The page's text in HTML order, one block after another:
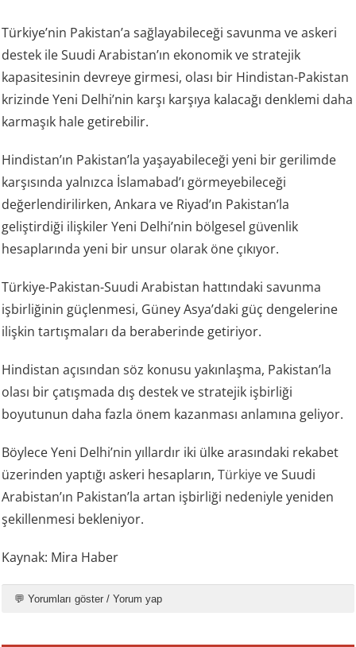
Türkiye’nin Pakistan’a sağlayabileceği savunma ve askeri
destek ile Suudi Arabistan’ın ekonomik ve stratejik
kapasitesinin devreye girmesi, olası bir Hindistan-Pakistan
krizinde Yeni Delhi’nin karşı karşıya kalacağı denklemi daha
karmaşık hale getirebilir.
Hindistan’ın Pakistan’la yaşayabileceği yeni bir gerilimde
karşısında yalnızca İslamabad’ı görmeyebileceği
değerlendirilirken, Ankara ve Riyad’ın Pakistan’la
geliştirdiği ilişkiler Yeni Delhi’nin bölgesel güvenlik
hesaplarında yeni bir unsur olarak öne çıkıyor.
Türkiye-Pakistan-Suudi Arabistan hattındaki savunma
işbirliğinin güçlenmesi, Güney Asya’daki güç dengelerine
ilişkin tartışmaları da beraberinde getiriyor.
Hindistan açısından söz konusu yakınlaşma, Pakistan’la
olası bir çatışmada dış destek ve stratejik işbirliği
boyutunun daha fazla önem kazanması anlamına geliyor.
Böylece Yeni Delhi’nin yıllardır iki ülke arasındaki rekabet
üzerinden yaptığı askeri hesapların,Türkiyeve Suudi
Arabistan’ın Pakistan’la artan işbirliği nedeniyle yeniden
şekillenmesi bekleniyor.
Kaynak: Mira Haber
💬 Yorumları göster / Yorum yap